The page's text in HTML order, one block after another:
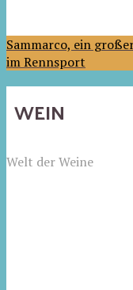
Sammarco, ein
im Rennsport
WEIN
Welt der Weine